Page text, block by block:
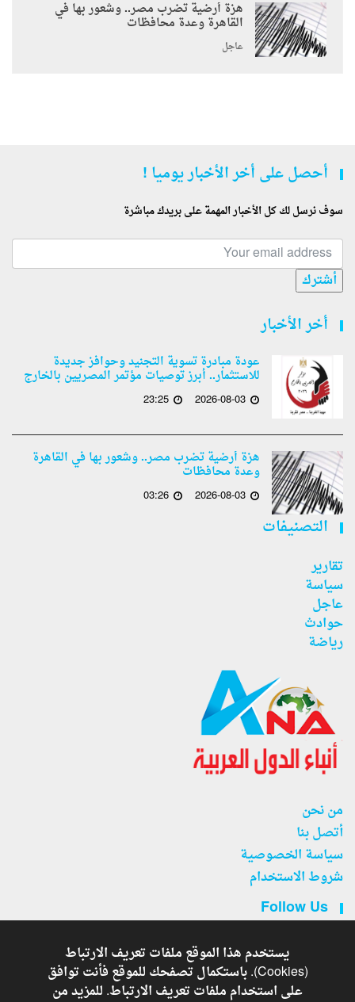
هزة أرضية تضرب مصر.. وشعور بها في
القاهرة وعدة محافظات
عاجل
أحصل على أخر الأخبار يوميا !
سوف نرسل لك كل الأخبار المهمة على بريدك مباشرة
أشترك
أخر الأخبار
عودة مبادرة تسوية التجنيد وحوافز جديدة
للاستثمار.. أبرز توصيات مؤتمر المصريين بالخارج
2026-08-03
23:25
هزة أرضية تضرب مصر.. وشعور بها في القاهرة
وعدة محافظات
2026-08-03
03:26
التصنيفات
تقارير
سياسة
عاجل
حوادث
رياضة
من نحن
أتصل بنا
سياسة الخصوصية
شروط الاستخدام
Follow Us
يستخدم هذا الموقع ملفات تعريف الارتباط
(Cookies). باستكمال تصفحك للموقع فأنت توافق
على استخدام ملفات تعريف الارتباط. للمزيد من